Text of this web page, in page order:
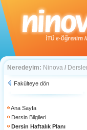
Neredeyim: Ninova /
Fakülteye dön
Ana Sayfa
Dersin Bilgileri
Dersin Haftalık Planı